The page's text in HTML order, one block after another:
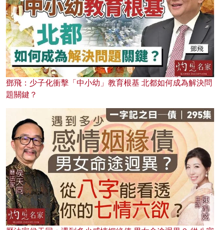
鄧飛：少子化衝擊「中小幼」教育根基 北都如何成為解決問
題關鍵？